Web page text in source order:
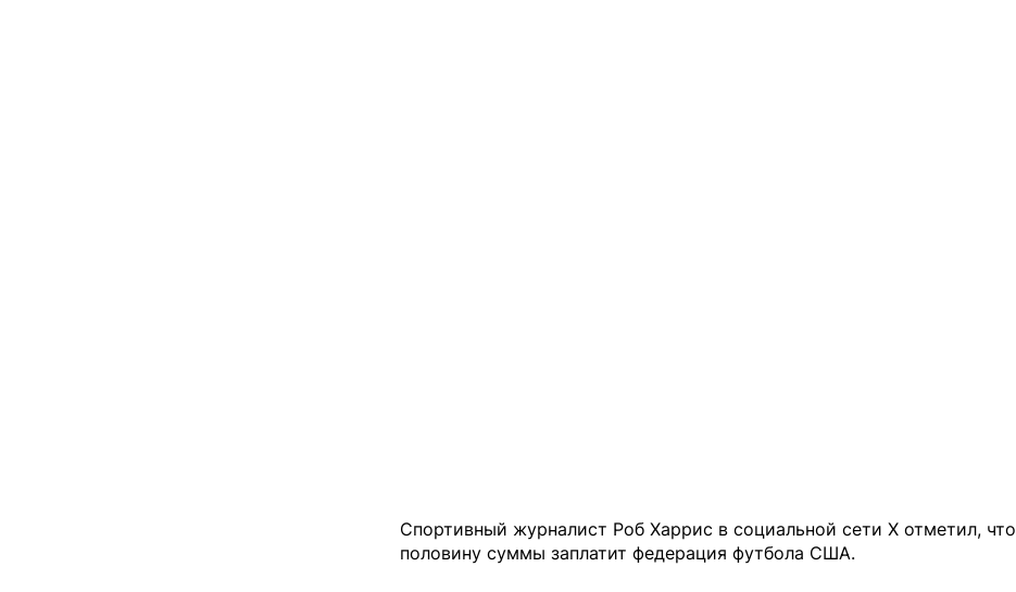
Спортивный журналист Роб Харрис в социальной сети Х отметил, что
половину суммы заплатит федерация футбола США.